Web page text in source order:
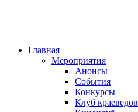
Главная
Мероприятия
Анонсы
События
Конкурсы
Клуб краеведов